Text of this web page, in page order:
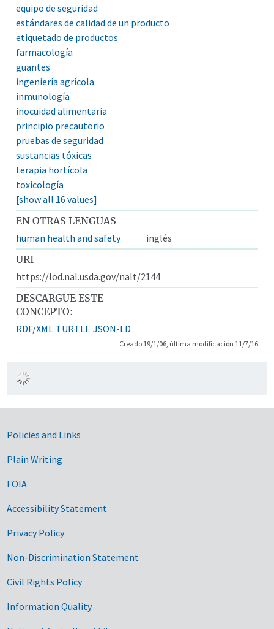
equipo de seguridad
estándares de calidad de un producto
etiquetado de productos
farmacología
guantes
ingeniería agrícola
inmunología
inocuidad alimentaria
principio precautorio
pruebas de seguridad
sustancias tóxicas
terapia hortícola
toxicología
[show all 16 values]
EN OTRAS LENGUAS
human health and safety
inglés
URI
https://lod.nal.usda.gov/nalt/2144
DESCARGUE ESTE
CONCEPTO:
RDF/XML TURTLE JSON-LD
Creado 19/1/06, última modificación 11/7/16
Government Links
Policies and Links
Plain Writing
FOIA
Accessibility Statement
Privacy Policy
Non-Discrimination Statement
Civil Rights Policy
Information Quality